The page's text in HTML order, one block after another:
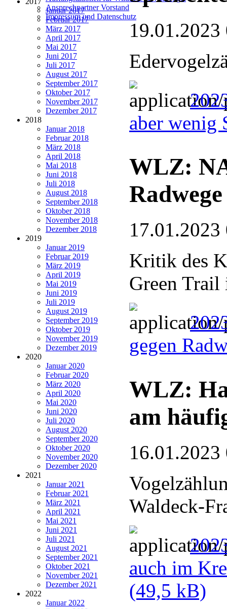
Ansprechpartner Vorstand
Impressum und Datenschutz
Januar 2017
Februar 2017
März 2017
April 2017
Mai 2017
Juni 2017
Juli 2017
August 2017
September 2017
Oktober 2017
November 2017
Dezember 2017
2018
Januar 2018
Februar 2018
März 2018
April 2018
Mai 2018
Juni 2018
Juli 2018
August 2018
September 2018
Oktober 2018
November 2018
Dezember 2018
2019
Januar 2019
Februar 2019
März 2019
April 2019
Mai 2019
Juni 2019
Juli 2019
August 2019
September 2019
Oktober 2019
November 2019
Dezember 2019
2020
Januar 2020
Februar 2020
März 2020
April 2020
Mai 2020
Juni 2020
Juli 2020
August 2020
September 2020
Oktober 2020
November 2020
Dezember 2020
2021
Januar 2021
Februar 2021
März 2021
April 2021
Mai 2021
Juni 2021
Juli 2021
August 2021
September 2021
Oktober 2021
November 2021
Dezember 2021
2022
Januar 2022
19.01.2023
aber wenig
WLZ:
17.01.2023
Kritik des
Green Trail
gegen
WLZ:
am
16.01.2023
Waldeck-
auch im
(49,5 kB)